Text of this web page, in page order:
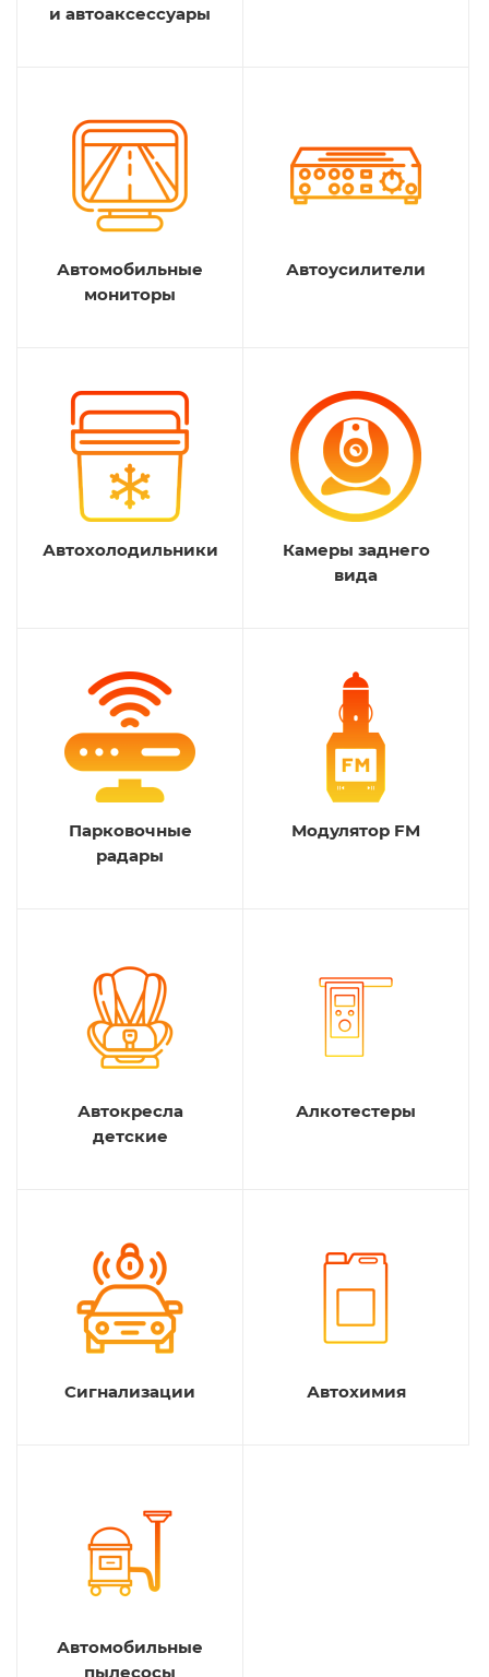
и автоаксессуары
Автомобильные
мониторы
Автоусилители
Автохолодильники
Камеры заднего
вида
Парковочные
радары
Модулятор FM
Автокресла
детские
Алкотестеры
Сигнализации Автохимия
Автомобильные
пылесосы